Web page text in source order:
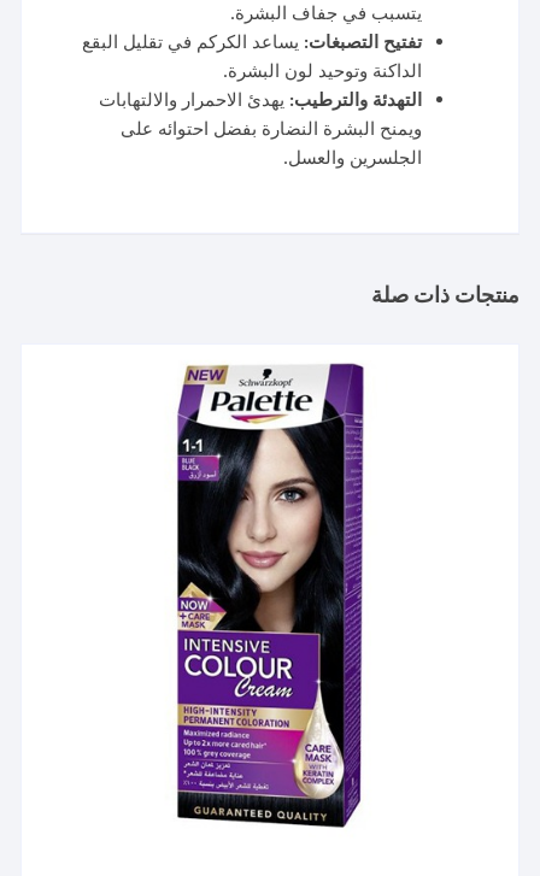
يتسبب في جفاف البشرة.
تفتيح التصبغات: يساعد الكركم في تقليل البقع
الداكنة وتوحيد لون البشرة.
التهدئة والترطيب: يهدئ الاحمرار والالتهابات
ويمنح البشرة النضارة بفضل احتوائه على
الجلسرين والعسل.
منتجات ذات صلة